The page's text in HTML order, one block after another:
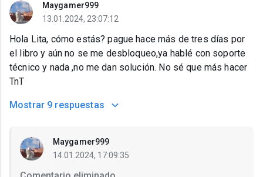
Maygamer999
13.01.2024, 23:07:12
Hola Lita, cómo estás? pague hace más de tres días por
el libro y aún no se me desbloqueo,ya hablé con soporte
técnico y nada ,no me dan solución. No sé que más hacer
TnT
Mostrar 9 respuestas
Maygamer999
14.01.2024, 17:09:35